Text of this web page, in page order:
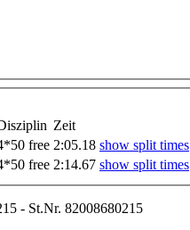
Zeit
free 2:05.18 show split times
free 2:14.67 show split times
- St.Nr. 82008680215